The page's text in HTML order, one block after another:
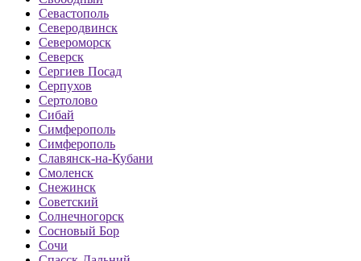
Севастополь
Северодвинск
Североморск
Северск
Сергиев Посад
Серпухов
Сертолово
Сибай
Симферополь
Симферополь
Славянск-на-Кубани
Смоленск
Снежинск
Советский
Солнечногорск
Сосновый Бор
Сочи